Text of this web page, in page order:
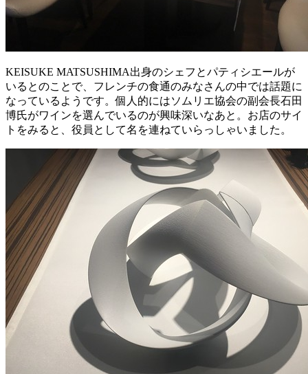
KEISUKE MATSUSHIMA出身のシェフとパティシエールが
いるとのことで、フレンチの食通のみなさんの中では話題に
なっているようです。個人的にはソムリエ協会の副会長石田
博氏がワインを選んでいるのが興味深いなあと。お店のサイ
トをみると、役員として名を連ねていらっしゃいました。